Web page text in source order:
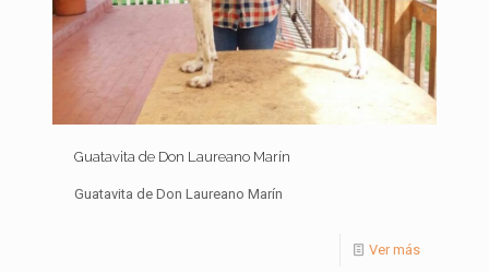
Guatavita de Don Laureano Marín
Guatavita de Don Laureano Marín
Ver más